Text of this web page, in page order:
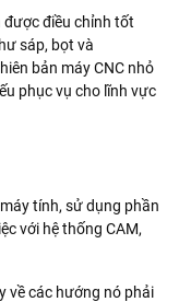
được điều chỉnh tốt
sáp, bọt và
bản máy CNC nhỏ
phục vụ cho lĩnh vực
tính, sử dụng phần
với hệ thống CAM,
về các hướng nó phải